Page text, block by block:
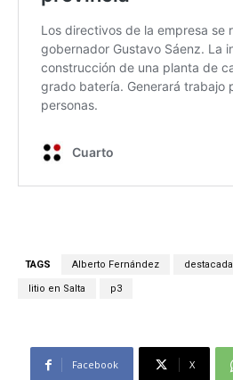
TAGS Alberto Fernández destacada
litio en Salta p3
Facebook X